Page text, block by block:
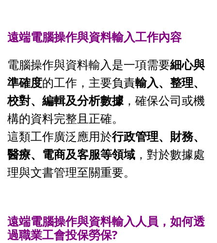
遠端電腦操作與資料輸入工作內容
電腦操作與資料輸入是一項需要細心與
準確度的工作，主要負責輸入、整理、
校對、編輯及分析數據，確保公司或機
構的資料完整且正確。
這類工作廣泛應用於行政管理、財務、
醫療、電商及客服等領域 ，對於數據處
理與文書管理至關重要。
遠端電腦操作與資料輸入人員，如何透
過職業工會投保勞保?